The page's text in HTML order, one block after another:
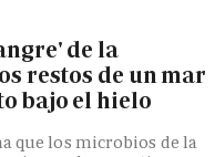
de la
restos de un mar
bajo el hielo
que los microbios de la